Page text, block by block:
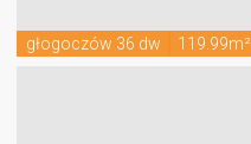
głogoczów 36 dw 119.99m²